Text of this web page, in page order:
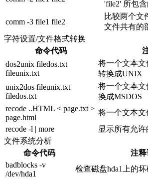
'file2' 所包
comm -3 file1 file2
比较两个文
文件共有的
字符设置/文件格式转换
命令代码
dos2unix filedos.txt
fileunix.txt
将一个文本文
转换成UNIX
unix2dos fileunix.txt
filedos.txt
将一个文本
换成MSDOS
recode ..HTML < page.txt >
page.html
将一个文本文
recode -l | more
显示所有允
文件系统分析
命令代码
注释
badblocks -v
/dev/hda1
检查磁盘hda1上的